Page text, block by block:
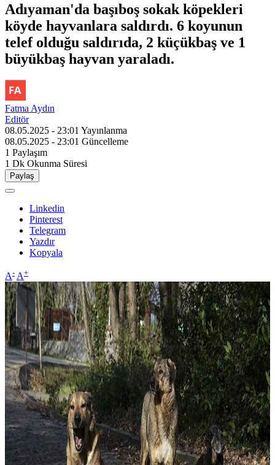
Adıyaman'da başıboş sokak köpekleri
köyde hayvanlara saldırdı. 6 koyunun
telef olduğu saldırıda, 2 küçükbaş ve 1
büyükbaş hayvan yaraladı.
Fatma Aydın
Editör
08.05.2025 - 23:01 Yayınlanma
08.05.2025 - 23:01 Güncelleme
1 Paylaşım
1 Dk Okunma Süresi
Paylaş
Linkedin
Pinterest
Telegram
Yazdır
Kopyala
A- A+